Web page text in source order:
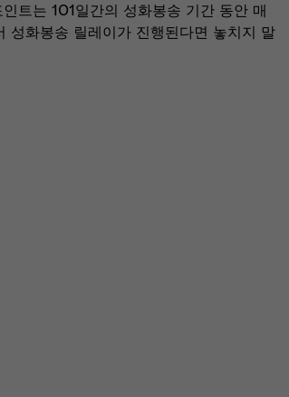
트는 101일간의 성화봉송 기간 동안 매
성화봉송 릴레이가 진행된다면 놓치지 말